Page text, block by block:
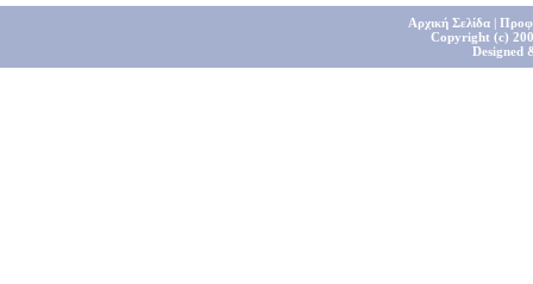
Αρχική Σελίδα|
Copyright (c)
Designed